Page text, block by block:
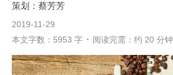
蔡芳芳
2019-11-29
本文字数：5953 字
阅读完需：约 20 分钟